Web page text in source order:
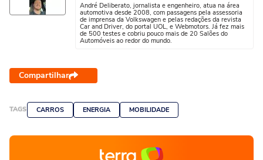
André Deliberato, jornalista e engenheiro, atua na área
automotiva desde 2008, com passagens pela assessoria
de imprensa da Volkswagen e pelas redações da revista
Car and Driver, do portal UOL, e Webmotors. Já fez mais
de 500 testes e cobriu pouco mais de 20 Salões do
Automóveis ao redor do mundo.
Compartilhar
TAGS CARROS ENERGIA MOBILIDADE